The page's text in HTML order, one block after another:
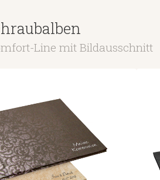
Line mit Bildausschnitt